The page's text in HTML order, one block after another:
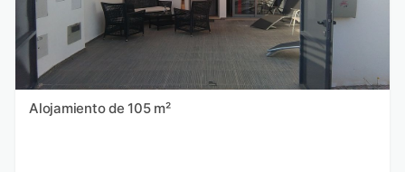
Alojamiento de 105 m²